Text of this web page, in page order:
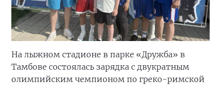
На лыжном стадионе в парке «Дружба» в
Тамбове состоялась зарядка с двукратным
олимпийским чемпионом по греко-римской